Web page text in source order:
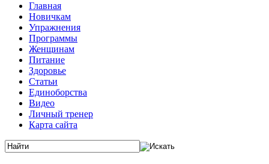
Главная
Новичкам
Упражнения
Программы
Женщинам
Питание
Здоровье
Статьи
Единоборства
Видео
Личный тренер
Карта сайта